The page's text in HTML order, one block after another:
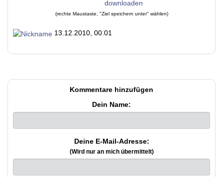
(rechte Maustaste, "Ziel speichern unter" wählen)
13.12.2010, 00.01
Kommentare hinzufügen
Dein Name:
Deine E-Mail-Adresse:
(Wird nur an mich übermittelt)